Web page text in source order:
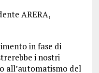
ARERA,
in fase di
i nostri
all’automatismo del